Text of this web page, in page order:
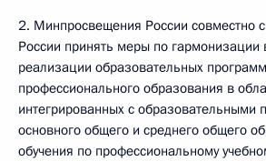
2. Минпросвещения России совместно
России принять меры по гармонизации
реализации образовательных
профессионального образования в
интегрированных с образовательными
основного общего и среднего общего
обучения по профессиональному